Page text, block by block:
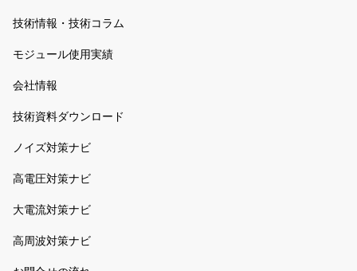
技術情報・技術コラム
モジュール使用実績
会社情報
技術資料ダウンロード
ノイズ対策ナビ
高電圧対策ナビ
大電流対策ナビ
高周波対策ナビ